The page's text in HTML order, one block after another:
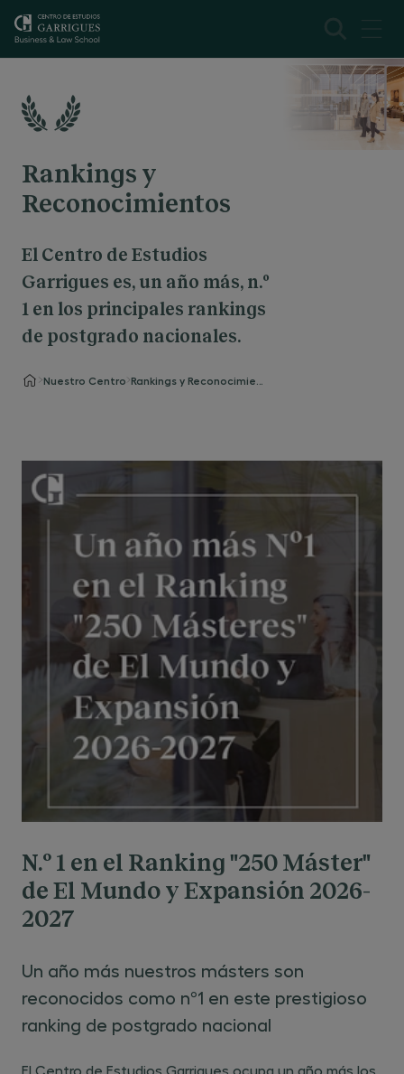
Rankings y
Reconocimientos
El Centro de Estudios
Garrigues es, un año más, n.º
1 en los principales rankings
de postgrado nacionales.
Nuestro Centro
N.º 1 en el Ranking "250 Máster"
de El Mundo y Expansión 2026-
2027
Un año más nuestros másters son
reconocidos como nº1 en este prestigioso
ranking de postgrado nacional
El Centro de Estudios Garrigues ocupa un año más los